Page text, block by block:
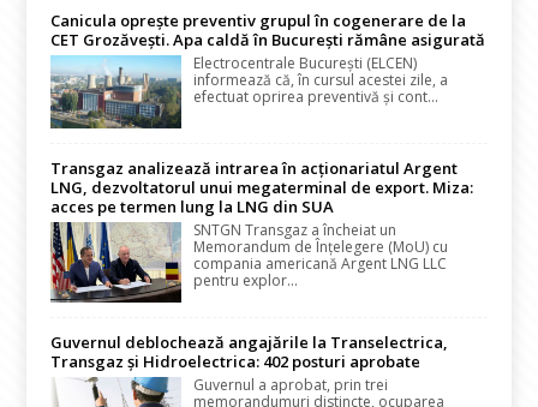
Canicula oprește preventiv grupul în cogenerare de la
CET Grozăvești. Apa caldă în București rămâne asigurată
Electrocentrale București (ELCEN)
informează că, în cursul acestei zile, a
efectuat oprirea preventivă și cont...
Transgaz analizează intrarea în acționariatul Argent
LNG, dezvoltatorul unui megaterminal de export. Miza:
acces pe termen lung la LNG din SUA
SNTGN Transgaz a încheiat un
Memorandum de Înțelegere (MoU) cu
compania americană Argent LNG LLC
pentru explor...
Guvernul deblochează angajările la Transelectrica,
Transgaz și Hidroelectrica: 402 posturi aprobate
Guvernul a aprobat, prin trei
memorandumuri distincte, ocuparea